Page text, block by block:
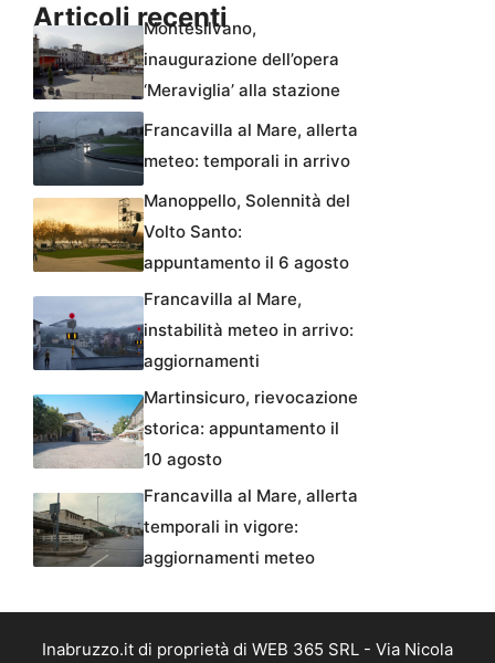
Articoli recenti
Montesilvano,
inaugurazione dell’opera
‘Meraviglia’ alla stazione
Francavilla al Mare, allerta
meteo: temporali in arrivo
Manoppello, Solennità del
Volto Santo:
appuntamento il 6 agosto
Francavilla al Mare,
instabilità meteo in arrivo:
aggiornamenti
Martinsicuro, rievocazione
storica: appuntamento il
10 agosto
Francavilla al Mare, allerta
temporali in vigore:
aggiornamenti meteo
Inabruzzo.it di proprietà di WEB 365 SRL - Via Nicola